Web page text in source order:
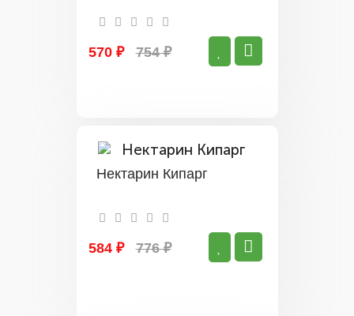
570 ₽ 754 ₽
Нектарин Кипарг
584 ₽ 776 ₽